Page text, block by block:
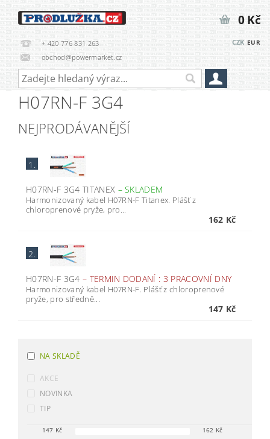
+ 420 776 831 263
obchod@powermarket.cz
CZK EUR
0 Kč
H07RN-F 3G4
NEJPRODÁVANĚJŠÍ
1.
H07RN-F 3G4 TITANEX –SKLADEM
Harmonizovaný kabel H07RN-F Titanex. Plášť z
chloroprenové pryže, pro...
162 Kč
2.
H07RN-F 3G4 – TERMIN DODANÍ : 3 PRACOVNÍ DNY
Harmonizovaný kabel H07RN-F. Plášť z chloroprenové
pryže, pro středně...
147 Kč
NA SKLADĚ
AKCE
NOVINKA
TIP
147 Kč 162 Kč